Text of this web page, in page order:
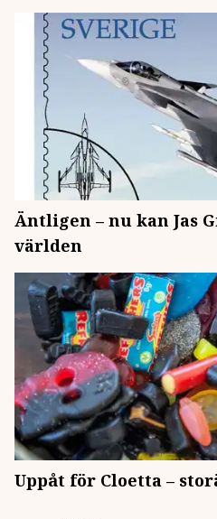
Äntligen – nu kan Jas
världen
Uppåt för Cloetta –